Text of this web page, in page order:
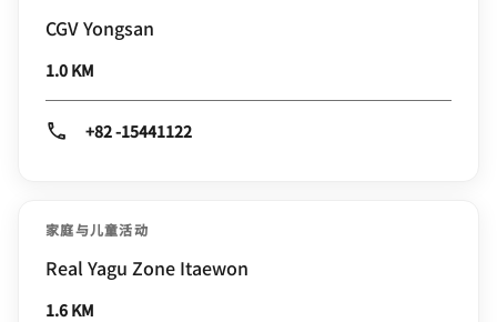
CGV Yongsan
1.0 KM
+82 -15441122
家庭与儿童活动
Real Yagu Zone Itaewon
1.6 KM